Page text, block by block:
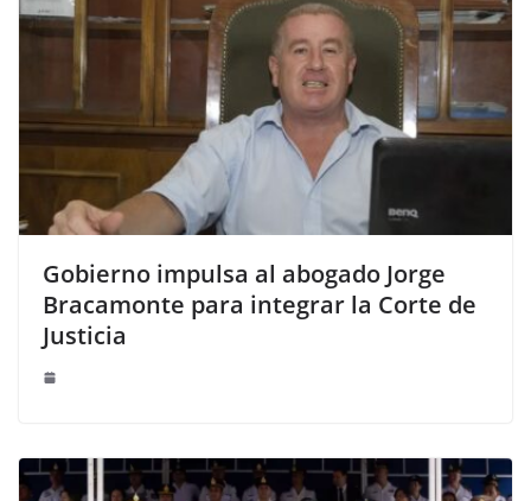
Gobierno impulsa al abogado Jorge
Bracamonte para integrar la Corte de
Justicia